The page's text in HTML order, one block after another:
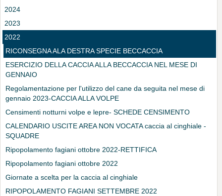
2024
2023
2022
RICONSEGNA ALA DESTRA SPECIE BECCACCIA
ESERCIZIO DELLA CACCIA ALLA BECCACCIA NEL MESE DI
GENNAIO
Regolamentazione per l'utilizzo del cane da seguita nel mese di
gennaio 2023-CACCIA ALLA VOLPE
Censimenti notturni volpe e lepre- SCHEDE CENSIMENTO
CALENDARIO USCITE AREA NON VOCATA caccia al cinghiale -
SQUADRE
Ripopolamento fagiani ottobre 2022-RETTIFICA
Ripopolamento fagiani ottobre 2022
Giornate a scelta per la caccia al cinghiale
RIPOPOLAMENTO FAGIANI SETTEMBRE 2022